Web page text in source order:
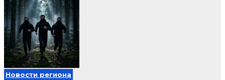
Новости региона